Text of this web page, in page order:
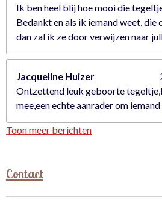
Ik ben heel blij hoe mooi die
Bedankt en als ik iemand weet, die
dan zal ik ze door verwijzen naar
Jacqueline Huizer
Ontzettend leuk geboorte
mee,een echte aanrader om
Toon meer berichten
Contact